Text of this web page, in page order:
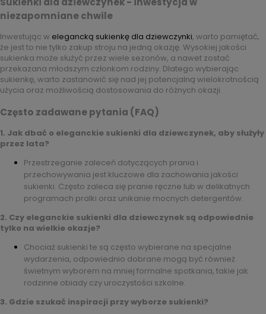
niezapomniane chwile
Inwestując w elegancką sukienkę dla dziewczynki, warto pamiętać,
że jest to nie tylko zakup stroju na jedną okazję. Wysokiej jakości
sukienka może służyć przez wiele sezonów, a nawet zostać
przekazana młodszym członkom rodziny. Dlatego wybierając
sukienkę, warto zastanowić się nad jej potencjalną wielokrotnością
użycia oraz możliwością dostosowania do różnych okazji.
Często zadawane pytania (FAQ)
1. Jak dbać o eleganckie sukienki dla dziewczynek, aby służyły
przez lata?
Przestrzeganie zaleceń dotyczących prania i
przechowywania jest kluczowe dla zachowania jakości
sukienki. Często zaleca się pranie ręczne lub w delikatnych
programach pralki oraz unikanie mocnych detergentów.
2. Czy eleganckie sukienki dla dziewczynek są odpowiednie
tylko na wielkie okazje?
Chociaż sukienki te są często wybierane na specjalne
wydarzenia, odpowiednio dobrane mogą być również
świetnym wyborem na mniej formalne spotkania, takie jak
rodzinne obiady czy uroczystości szkolne.
3. Gdzie szukać inspiracji przy wyborze sukienki?